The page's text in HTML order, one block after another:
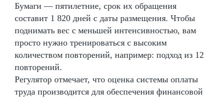
Бумаги — пятилетние, срок их обращения
составит 1 820 дней с даты размещения. Чтобы
поднимать вес с меньшей интенсивностью, вам
просто нужно тренироваться с высоким
количеством повторений, например: подход из 12
повторений.
Регулятор отмечает, что оценка системы оплаты
труда производится для обеспечения финансовой